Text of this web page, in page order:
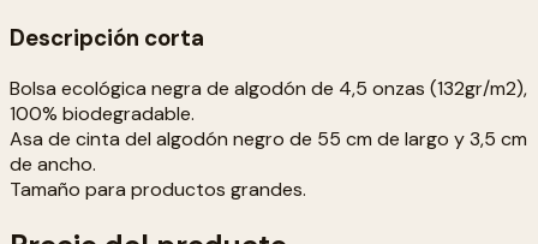
Descripción corta
Bolsa ecológica negra de algodón de 4,5 onzas (132gr/m2),
100% biodegradable.
Asa de cinta del algodón negro de 55 cm de largo y 3,5 cm
de ancho.
Tamaño para productos grandes.